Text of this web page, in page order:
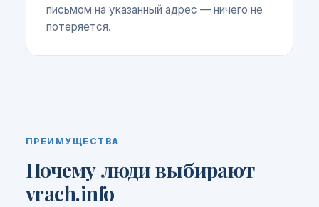
письмом на указанный адрес — ничего не
потеряется.
ПРЕИМУЩЕСТВА
Почему люди выбирают
vrach.info